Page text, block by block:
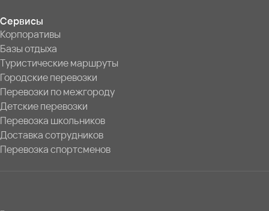
Сервисы
Корпоративы
Базы отдыха
Туристические маршруты
Городские перевозки
Перевозки по межгороду
Детские перевозки
Перевозка школьников
Доставка сотрудников
Перевозка спортсменов